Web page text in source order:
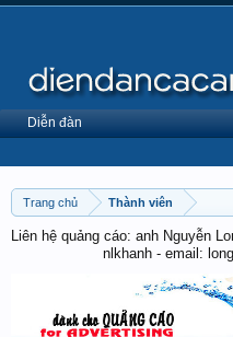
Trang chủ Thành viên
Liên hệ quảng cáo: anh Nguyễn
nlkhanh - email:
Diễn đàn